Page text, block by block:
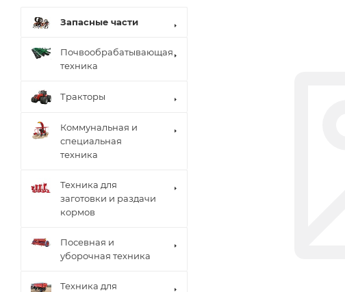
Запасные части
Почвообрабатывающая
техника
Тракторы
Коммунальная и
специальная
техника
Техника для
заготовки и раздачи
кормов
Посевная и
уборочная техника
Техника для